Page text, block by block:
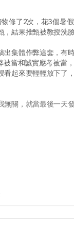
修了2次，花3個暑假
，結果推甄被教授洗
出集體作弊這套，有
當和誠實應考被當
看起來要輕輕放下了
無關，就當最後一天